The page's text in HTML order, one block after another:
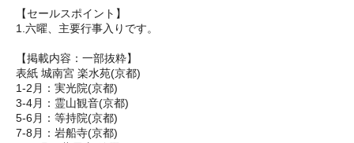
【セールスポイント】
1.六曜、主要行事入りです。
【掲載内容：一部抜粋】
表紙 城南宮 楽水苑(京都)
1-2月：実光院(京都)
3-4月：霊山観音(京都)
5-6月：等持院(京都)
7-8月：岩船寺(京都)